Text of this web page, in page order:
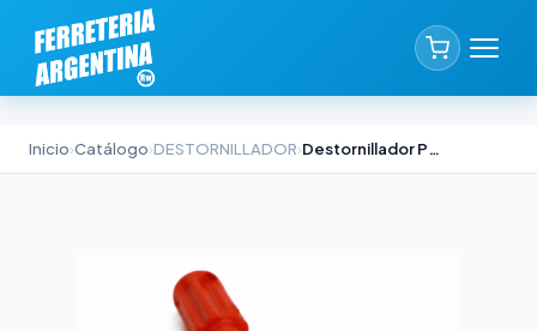
Inicio›Catálogo›DESTORNILLADOR› Destornillador Punta Phillips Biassoni PH4 x 100mm